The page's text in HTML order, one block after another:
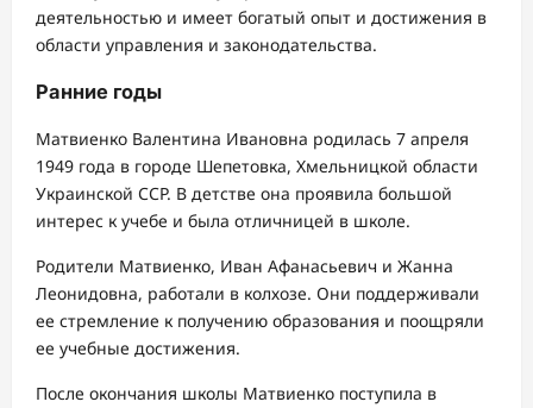
деятельностью и имеет богатый опыт и достижения в
области управления и законодательства.
Ранние годы
Матвиенко Валентина Ивановна родилась 7 апреля
1949 года в городе Шепетовка, Хмельницкой области
Украинской ССР. В детстве она проявила большой
интерес к учебе и была отличницей в школе.
Родители Матвиенко, Иван Афанасьевич и Жанна
Леонидовна, работали в колхозе. Они поддерживали
ее стремление к получению образования и поощряли
ее учебные достижения.
После окончания школы Матвиенко поступила в